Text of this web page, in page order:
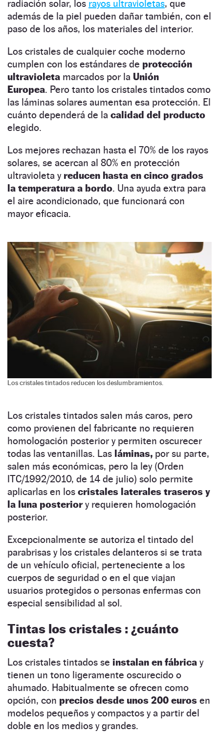
radiación solar, los rayos ultravioletas, que
además de la piel pueden dañar también, con el
paso de los años, los materiales del interior.
Los cristales de cualquier coche moderno
cumplen con los estándares de protección
ultravioleta marcados por la Unión
Europea. Pero tanto los cristales tintados como
las láminas solares aumentan esa protección. El
cuánto dependerá de la calidad del producto
elegido.
Los mejores rechazan hasta el 70% de los rayos
solares, se acercan al 80% en protección
ultravioleta y reducen hasta en cinco grados
la temperatura a bordo. Una ayuda extra para
el aire acondicionado, que funcionará con
mayor eficacia.
Los cristales tintados reducen los deslumbramientos.
Los cristales tintados salen más caros, pero
como provienen del fabricante no requieren
homologación posterior y permiten oscurecer
todas las ventanillas. Las láminas, por su parte,
salen más económicas, pero la ley (Orden
ITC/1992/2010, de 14 de julio) solo permite
aplicarlas en los cristales laterales traseros y
la luna posteriory requieren homologación
posterior.
Excepcionalmente se autoriza el tintado del
parabrisas y los cristales delanteros si se trata
de un vehículo oficial, perteneciente a los
cuerpos de seguridad o en el que viajan
usuarios protegidos o personas enfermas con
especial sensibilidad al sol.
Tintas los cristales : ¿cuánto
cuesta?
Los cristales tintados se instalan en fábrica y
tienen un tono ligeramente oscurecido o
ahumado. Habitualmente se ofrecen como
opción, con precios desde unos 200 euros en
modelos pequeños y compactos y a partir del
doble en los medios y grandes.